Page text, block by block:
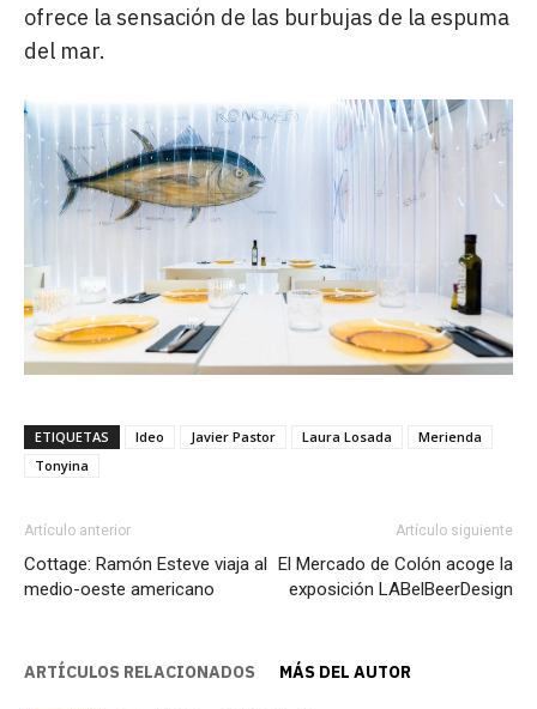
ofrece la sensación de las burbujas de la espuma
del mar.
ETIQUETAS Ideo Javier Pastor Laura Losada
Merienda
Tonyina
Artículo anterior
Cottage: Ramón Esteve viaja al
medio-oeste americano
Artículo siguiente
El Mercado de Colón acoge la
exposición LABelBeerDesign
ARTÍCULOS RELACIONADOS MÁS DEL AUTOR